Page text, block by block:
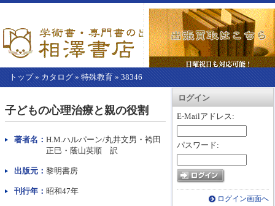
トップ» カタログ » 特殊教育 » 38346
カートを見る
ログイン
E-Mailアドレス:
パスワード:
ログイン画面へ
こ
か
本
子どもの心理治療と親の役割
著者名： H.M.ハルパーン/丸井文男・袴田
正巳・蔭山英順 訳
出版元： 黎明書房
刊行年： 昭和47年